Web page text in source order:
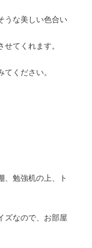
うな美しい色合い
てくれます。
ください。
、勉強机の上、ト
ズなので、お部屋